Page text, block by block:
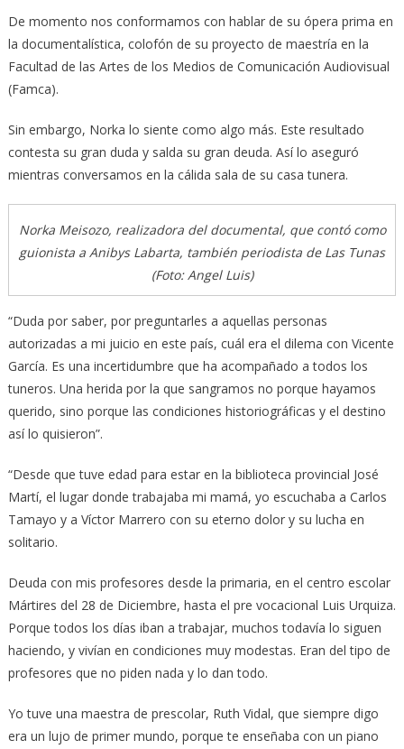
De momento nos conformamos con hablar de su ópera prima en
la documentalística, colofón de su proyecto de maestría en la
Facultad de las Artes de los Medios de Comunicación Audiovisual
(Famca).
Sin embargo, Norka lo siente como algo más. Este resultado
contesta su gran duda y salda su gran deuda. Así lo aseguró
mientras conversamos en la cálida sala de su casa tunera.
Norka Meisozo, realizadora del documental, que contó como
guionista a Anibys Labarta, también periodista de Las Tunas
(Foto: Angel Luis)
“Duda por saber, por preguntarles a aquellas personas
autorizadas a mi juicio en este país, cuál era el dilema con Vicente
García. Es una incertidumbre que ha acompañado a todos los
tuneros. Una herida por la que sangramos no porque hayamos
querido, sino porque las condiciones historiográficas y el destino
así lo quisieron”.
“Desde que tuve edad para estar en la biblioteca provincial José
Martí, el lugar donde trabajaba mi mamá, yo escuchaba a Carlos
Tamayo y a Víctor Marrero con su eterno dolor y su lucha en
solitario.
Deuda con mis profesores desde la primaria, en el centro escolar
Mártires del 28 de Diciembre, hasta el pre vocacional Luis Urquiza.
Porque todos los días iban a trabajar, muchos todavía lo siguen
haciendo, y vivían en condiciones muy modestas. Eran del tipo de
profesores que no piden nada y lo dan todo.
Yo tuve una maestra de prescolar, Ruth Vidal, que siempre digo
era un lujo de primer mundo, porque te enseñaba con un piano